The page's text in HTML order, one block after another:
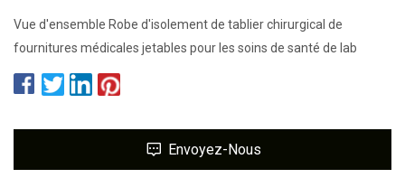
Vue d'ensemble Robe d'isolement de tablier chirurgical de
fournitures médicales jetables pour les soins de santé de lab
Envoyez-Nous